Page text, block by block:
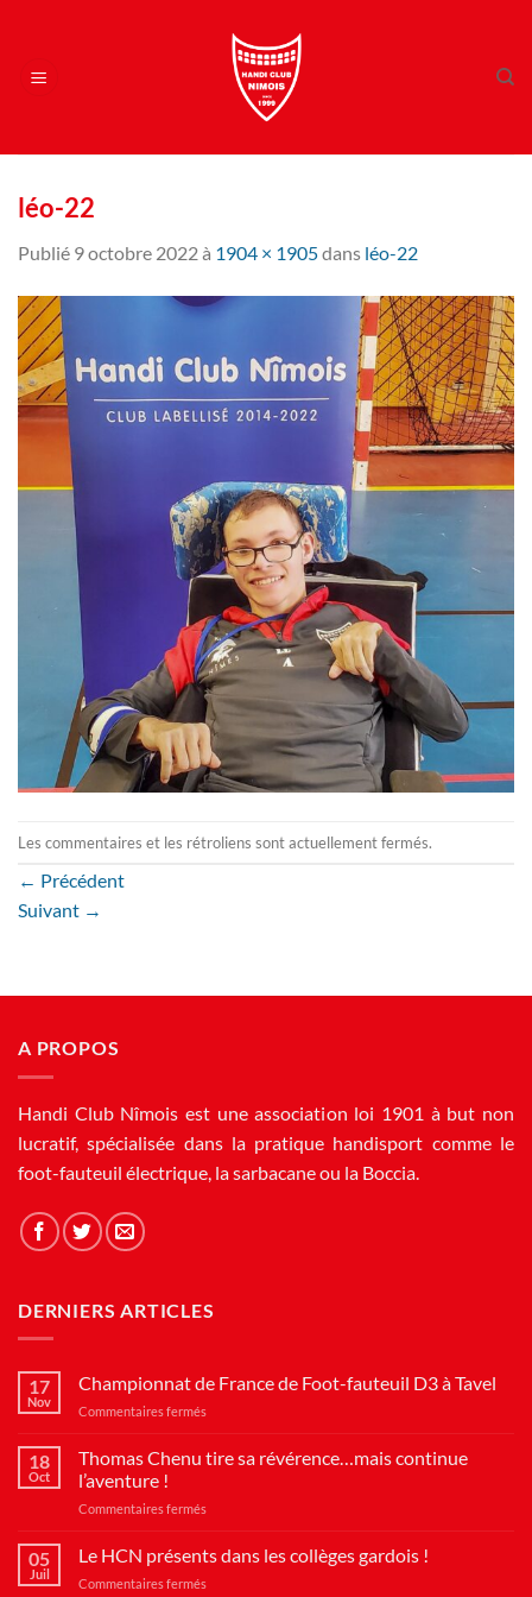
contenu
léo-22
Publié 9 octobre 2022à 1904 × 1905dans léo-22
Les commentaires et les rétroliens sont actuellement fermés.
← Précédent
Suivant →
A PROPOS
Handi Club Nîmois est une association loi 1901 à but non
lucratif, spécialisée dans la pratique handisport comme le
foot-fauteuil électrique, la sarbacane ou la Boccia.
DERNIERS ARTICLES
17
Nov
Championnat de France de Foot-fauteuil D3 à Tavel
Commentaires fermés
de
Foot-
D3
Tavel
18
Oct
Thomas Chenu tire sa révérence…mais continue
l’aventure !
Commentaires fermés
Chenu
sa
05
Juil
Le HCN présents dans les collèges gardois !
Commentaires fermés